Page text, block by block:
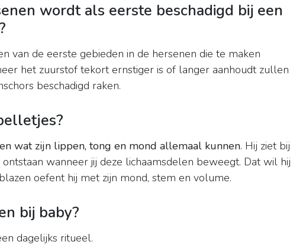
wordt als eerste beschadigd bij een
van de eerste gebieden in de hersenen die te maken
het zuurstof tekort ernstiger is of langer aanhoudt zullen
beschadigd raken.
wat zijn lippen, tong en mond allemaal kunnen. Hij ziet bij
wanneer jij deze lichaamsdelen beweegt. Dat wil hij
oefent hij met zijn mond, stem en volume.
bij baby?
dagelijks ritueel.